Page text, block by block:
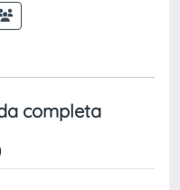
completa